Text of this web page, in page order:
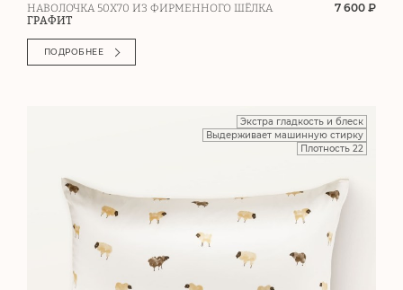
НАВОЛОЧКА 50Х70 ИЗ ФИРМЕННОГО ШЁЛКА
ГРАФИТ
7 600 ₽
ПОДРОБНЕЕ
Экстра гладкость и блеск
Выдерживает машинную стирку
Плотность 22